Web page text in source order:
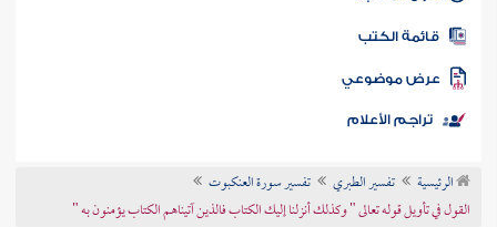
المكتبة
الكتب
موضوعي
تراجم الأعلام
الرئيسية تفسير الطبري
تفسير سورة العنكبوت
القول في تأويل قوله تعالى " وكذلك أنزلنا إليك الكتاب فالذين آتيناهم الكتاب يؤمنون به "